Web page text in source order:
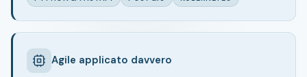
Agile applicato davvero